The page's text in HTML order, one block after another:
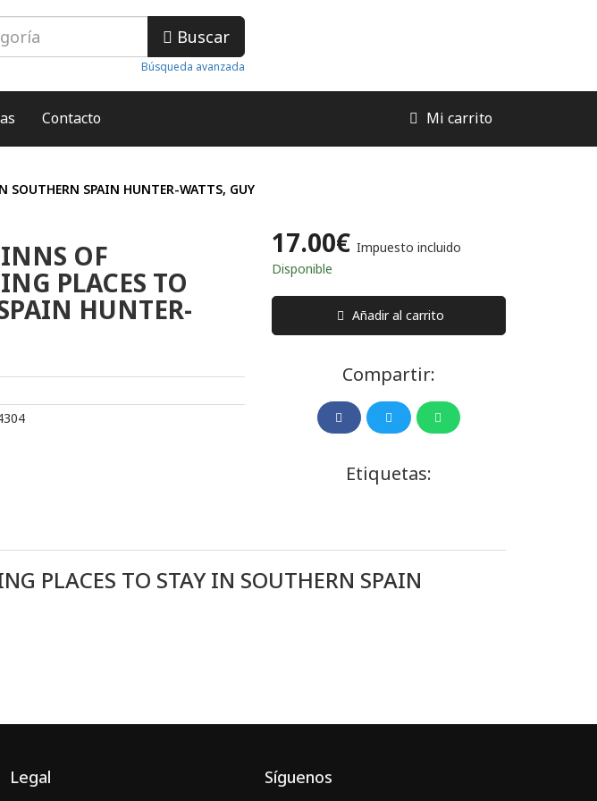
Buscar
Búsqueda avanzada
Contacto Mi carrito
SOUTHERN SPAIN HUNTER-WATTS, GUY
OF
PLACES TO
HUNTER-
17.00€ Impuesto incluido
Disponible
Añadir al carrito
Compartir:
Etiquetas:
PLACES TO STAY IN SOUTHERN SPAIN
Legal Síguenos